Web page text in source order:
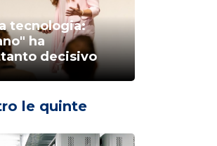
tecnologia:
ha
decisivo
le quinte